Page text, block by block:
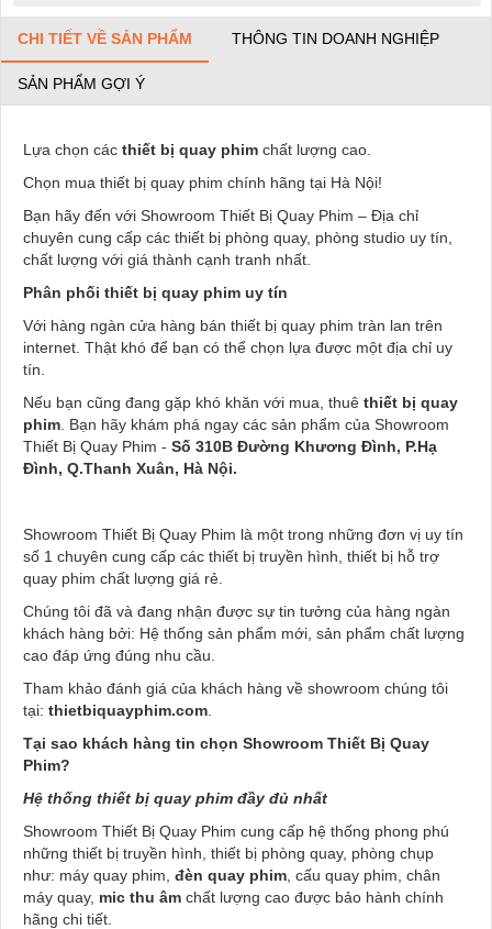
CHI TIẾT VỀ SẢN PHẨM THÔNG TIN DOANH NGHIỆP
SẢN PHẨM GỢI Ý
Lựa chọn các thiết bị quay phim chất lượng cao.
Chọn mua thiết bị quay phim chính hãng tại Hà Nội!
Bạn hãy đến với Showroom Thiết Bị Quay Phim – Địa chỉ
chuyên cung cấp các thiết bị phòng quay, phòng studio uy tín,
chất lượng với giá thành cạnh tranh nhất.
Phân phối thiết bị quay phim uy tín
Với hàng ngàn cửa hàng bán thiết bị quay phim tràn lan trên
internet. Thật khó để bạn có thể chọn lựa được một địa chỉ uy
tín.
Nếu bạn cũng đang gặp khó khăn với mua, thuê thiết bị quay
phim . Bạn hãy khám phá ngay các sản phẩm của Showroom
Thiết Bị Quay Phim - Số 310B Đường Khương Đình, P.Hạ
Đình, Q.Thanh Xuân, Hà Nội.
Showroom Thiết Bị Quay Phim là một trong những đơn vị uy tín
số 1 chuyên cung cấp các thiết bị truyền hình, thiết bị hỗ trợ
quay phim chất lượng giá rẻ.
Chúng tôi đã và đang nhận được sự tin tưởng của hàng ngàn
khách hàng bởi: Hệ thống sản phẩm mới, sản phẩm chất lượng
cao đáp ứng đúng nhu cầu.
Tham khảo đánh giá của khách hàng về showroom chúng tôi
tại: thietbiquayphim.com
Tại sao khách hàng tin chọn Showroom Thiết Bị Quay
Phim?
Hệ thống thiết bị quay phim đầy đủ nhất
Showroom Thiết Bị Quay Phim cung cấp hệ thống phong phú
những thiết bị truyền hình, thiết bị phòng quay, phòng chụp
như: máy quay phim, đèn quay phim , cấu quay phim, chân
máy quay, mic thu âm chất lượng cao được bảo hành chính
hãng chi tiết.